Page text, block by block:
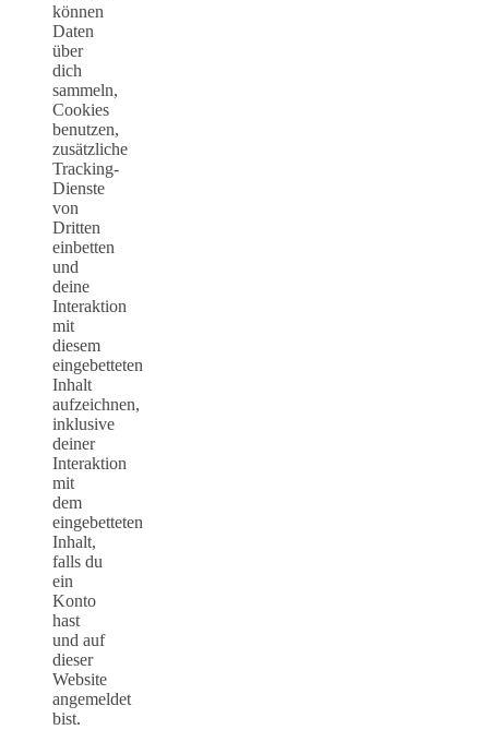
können
Daten
über
dich
sammeln,
Cookies
benutzen,
zusätzliche
Tracking-
Dienste
von
Dritten
einbetten
und
deine
Interaktion
mit
diesem
eingebetteten
Inhalt
aufzeichnen,
inklusive
deiner
Interaktion
mit
dem
eingebetteten
Inhalt,
falls du
ein
Konto
hast
und auf
dieser
Website
angemeldet
bist.